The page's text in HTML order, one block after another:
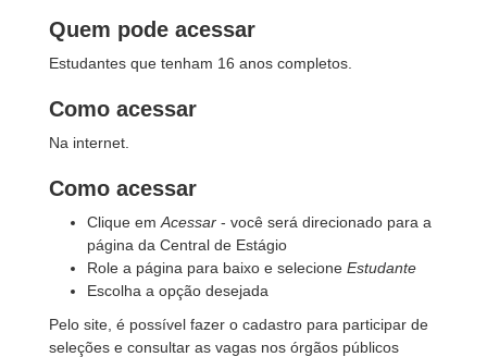
Quem pode acessar
Estudantes que tenham 16 anos completos.
Como acessar
Na internet.
Como acessar
Clique em Acessar - você será direcionado para a
página da Central de Estágio
Role a página para baixo e selecione Estudante
Escolha a opção desejada
Pelo site, é possível fazer o cadastro para participar de
seleções e consultar as vagas nos órgãos públicos